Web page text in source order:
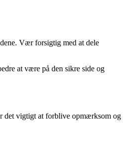
Vær forsigtig med at dele
at være på den sikre side og
det vigtigt at forblive opmærksom og